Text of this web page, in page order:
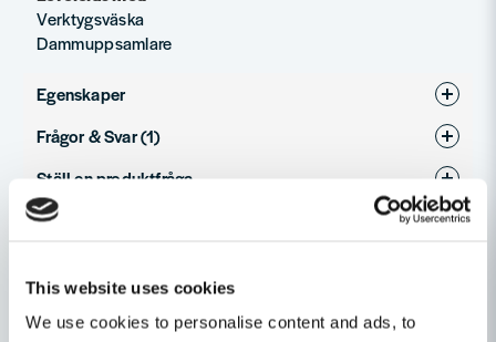
This website uses cookies
We use cookies to personalise content and ads, to
Verktygsväska
Dammuppsamlare
Egenskaper
Produkttyp
Frågor & Svar (1)
Håkan frågade
Hej Håkan
Det verkar tyvärr inte finnas någon ratt eller dylikt som du
Ställ en produktfråga
question